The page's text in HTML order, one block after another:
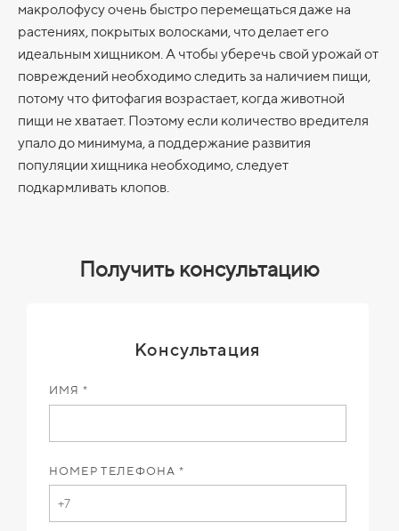
макролофусу очень быстро перемещаться даже на
растениях, покрытых волосками, что делает его
идеальным хищником. А чтобы уберечь свой урожай от
повреждений необходимо следить за наличием пищи,
потому что фитофагия возрастает, когда животной
пищи не хватает. Поэтому если количество вредителя
упало до минимума, а поддержание развития
популяции хищника необходимо, следует
подкармливать клопов.
Получить консультацию
Консультация
ИМЯ *
НОМЕР ТЕЛЕФОНА *